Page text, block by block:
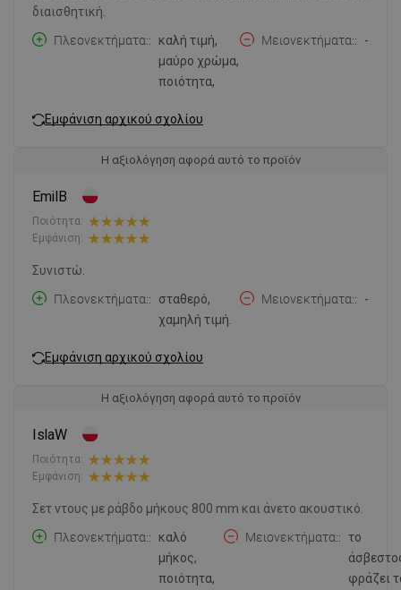
διαισθητική.
Πλεονεκτήματα:
καλή τιμή,
μαύρο χρώμα,
ποιότητα,
Μειονεκτήματα: -
Εμφάνιση αρχικού σχολίου
Η αξιολόγηση αφορά αυτό το προϊόν
EmilB
Ποιότητα:
Εμφάνιση:
Συνιστώ.
Πλεονεκτήματα:
σταθερό,
χαμηλή τιμή.
Μειονεκτήματα: -
Εμφάνιση αρχικού σχολίου
Η αξιολόγηση αφορά αυτό το προϊόν
IslaW
Ποιότητα:
Εμφάνιση:
Σετ ντους με ράβδο μήκους 800 mm και άνετο ακουστικό.
Πλεονεκτήματα:
καλό
μήκος,
ποιότητα,
Μειονεκτήματα:
το
φράζει